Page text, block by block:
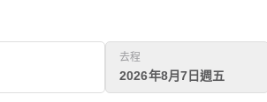
去程
2026年8月7日週五